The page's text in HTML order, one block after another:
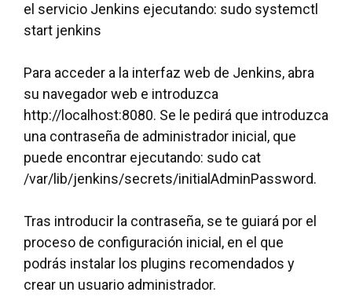
el servicio Jenkins ejecutando: sudo systemctl
start jenkins
Para acceder a la interfaz web de Jenkins, abra
su navegador web e introduzca
http://localhost:8080. Se le pedirá que introduzca
una contraseña de administrador inicial, que
puede encontrar ejecutando: sudo cat
/var/lib/jenkins/secrets/initialAdminPassword.
Tras introducir la contraseña, se te guiará por el
proceso de configuración inicial, en el que
podrás instalar los plugins recomendados y
crear un usuario administrador.